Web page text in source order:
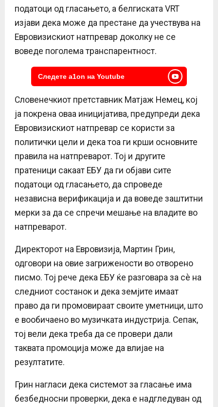
податоци од гласањето, а белгиската VRT
изјави дека може да престане да учествува на
Евровизискиот натпревар доколку не се
воведе поголема транспарентност.
Следете a1on на Youtube
Словенечкиот претставник Матјаж Немец, кој
ја покрена оваа иницијатива, предупреди дека
Евровизискиот натпревар се користи за
политички цели и дека тоа ги крши основните
правила на натпреварот. Тој и другите
пратеници сакаат ЕБУ да ги објави сите
податоци од гласањето, да спроведе
независна верификација и да воведе заштитни
мерки за да се спречи мешање на владите во
натпреварот.
Директорот на Евровизија, Мартин Грин,
одговори на овие загрижености во отворено
писмо. Тој рече дека ЕБУ ќе разговара за сè на
следниот состанок и дека земјите имаат
право да ги промовираат своите уметници, што
е вообичаено во музичката индустрија. Сепак,
тој вели дека треба да се провери дали
таквата промоција може да влијае на
резултатите.
Грин нагласи дека системот за гласање има
безбедносни проверки, дека е надгледуван од